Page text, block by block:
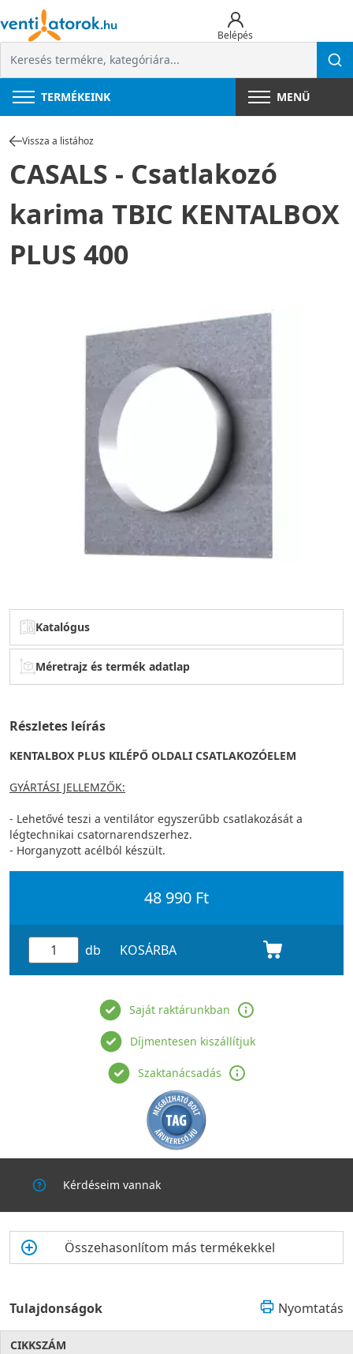
Belépés
TERMÉKEINK MENÜ
Vissza a listához
CASALS - Csatlakozó
karima TBIC KENTALBOX
PLUS 400
Katalógus
Méretrajz és termék adatlap
Részletes leírás
KENTALBOX PLUS KILÉPŐ OLDALI CSATLAKOZÓELEM
GYÁRTÁSI JELLEMZŐK:
- Lehetővé teszi a ventilátor egyszerűbb csatlakozását a
légtechnikai csatornarendszerhez.
- Horganyzott acélból készült.
48 990 Ft
db KOSÁRBA
Saját raktárunkban
Díjmentesen kiszállítjuk
Szaktanácsadás
Kérdéseim vannak
Összehasonlítom más termékekkel
Tulajdonságok Nyomtatás
CIKKSZÁM